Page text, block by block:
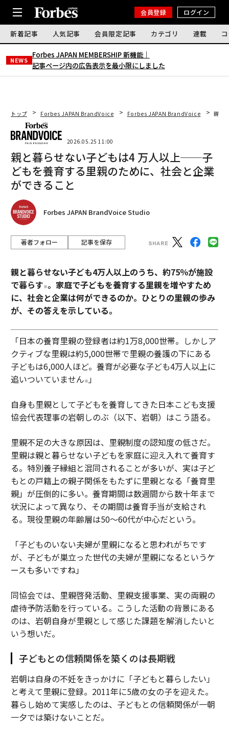
会員登録 ログイン
新着記事 人気記事 会員限定記事 カテゴリ 連載
NEWS
Forbes JAPAN MEMBERSHIP 新機能｜
記事ページ内の広告表示を最小限にしました
トップ Forbes JAPAN BrandVoice Forbes JAPAN BrandVoice 親と
2026.05.25 11:00
親と暮らせない子どもは4 万人以上──子
どもを養育する里親のために、社会と企業
ができること
Forbes JAPAN BrandVoice Studio
著者フォロー 記事を保存
親と暮らせない子ども4万人以上のうち、約75％が施設
で暮らす※。家庭で子どもを養育する里親を増やすため
に、社会と企業は何ができるのか。ひとりの里親の歩み
が、その答えを示している。
「日本の養育里親の登録者は約1万8,000世帯。しかしア
クティブな里親は約5,000世帯で里親の養護の下にある
子どもは6,000人ほど。養育が必要な子ども4万人以上に
追いついていません※ 」
自身も里親として子どもを養育してきた日本こども支援
協会代表理事の岩朝しのぶ（以下、岩朝）はこう語る。
里親不足の大きな原因は、里親制度の認知度の低さだ。
里親は親と暮らせない子どもを家庭に迎え入れて養育す
る。特別養子縁組と混同されることが多いが、実は子ど
もとの戸籍上の親子関係をもたずに里親となる「養育里
親」が圧倒的に多い。養育期間は数週間から数十年まで
状況によって異なり、その期間は養育手当が支給され
る。現役里親の年齢層は50～60代が中心だという。
「子どものいない夫婦が里親になると思われがちです
が、子どもが巣立った世代の夫婦が里親になるというケ
ースも多いですね」
同協会では、里親啓発活動、里親支援事業、実の両親の
虐待予防活動を行っている。こうした活動の背景にある
のは、岩朝自身が里親として感じた課題を解消したいと
いう想いだ。
子どもとの信頼関係を築くのは長期戦
岩朝は自身の不妊をきっかけに「子どもと暮らしたい」
と考えて里親に登録。2011年に5歳の女の子を迎えた。
暮らし始めて実感したのは、子どもとの信頼関係が一朝
一夕では築けないことだ。